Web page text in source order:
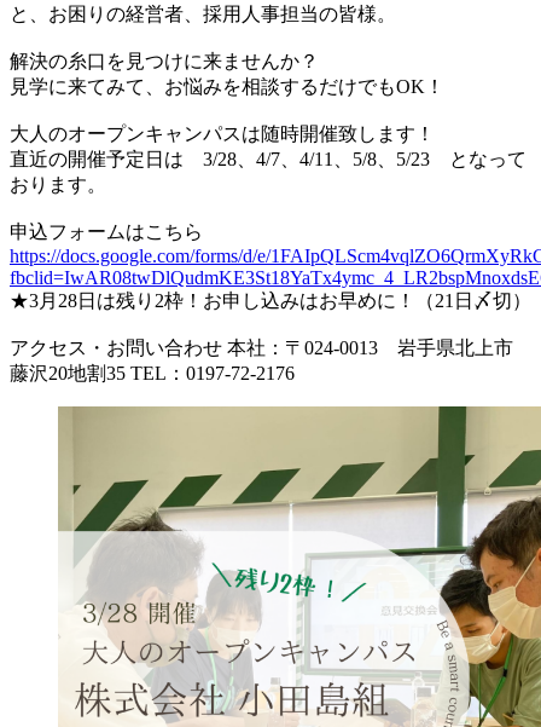
と、お困りの経営者、採用人事担当の皆様。
解決の糸口を見つけに来ませんか？
見学に来てみて、お悩みを相談するだけでもOK！
大人のオープンキャンパスは随時開催致します！
直近の開催予定日は 3/28、4/7、4/11、5/8、5/23 となって
おります。
申込フォームはこちら
https://docs.google.com/forms/d/e/
★3月28日は残り2枠！お申し込みはお早めに！（21日〆切）
アクセス・お問い合わせ 本社：〒024-0013 岩手県北上市
藤沢20地割35 TEL：0197-72-2176